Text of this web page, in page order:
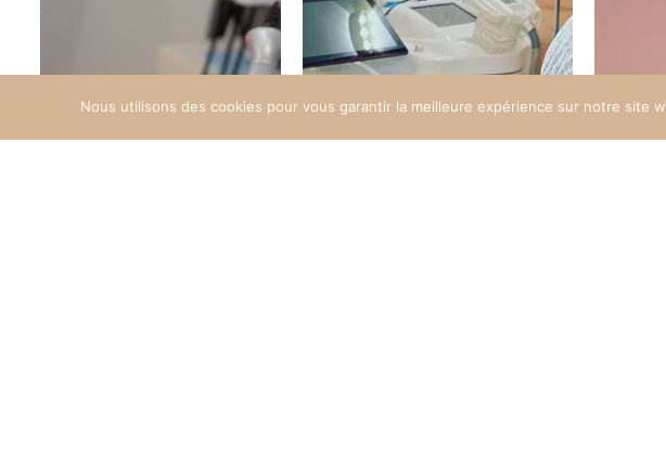
Instagram Instagram
Nous utilisons des cookies pour vous garantir la meilleure expérience sur notre